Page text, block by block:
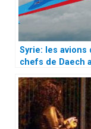
Syrie: les
chefs de Daech